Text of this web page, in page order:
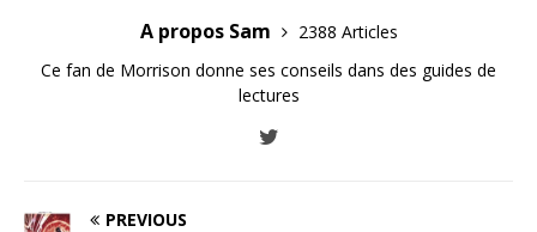
A propos Sam
2388 Articles
Ce fan de Morrison donne ses conseils dans des guides de
lectures
PREVIOUS